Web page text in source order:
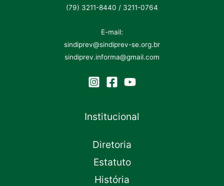
(79) 3211-8440 / 3211-0764
E-mail:
sindiprev@sindiprev-se.org.br
sindiprev.informa@gmail.com
Institucional
Diretoria
Estatuto
História